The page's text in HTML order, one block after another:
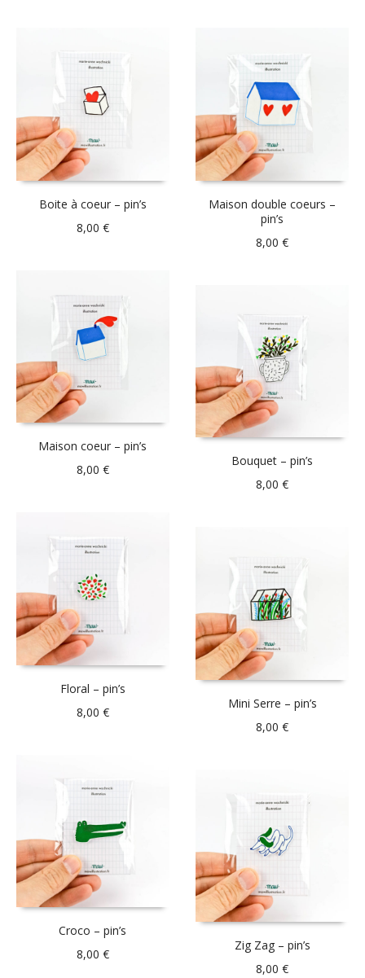
Boite à coeur – pin’s
8,00 €
Maison double coeurs –
pin’s
8,00€
Maison coeur – pin’s
8,00 €
Bouquet – pin’s
8,00€
Floral – pin’s
8,00 €
Mini Serre – pin’s
8,00€
Croco – pin’s
8,00 €
Zig Zag – pin’s
8,00€